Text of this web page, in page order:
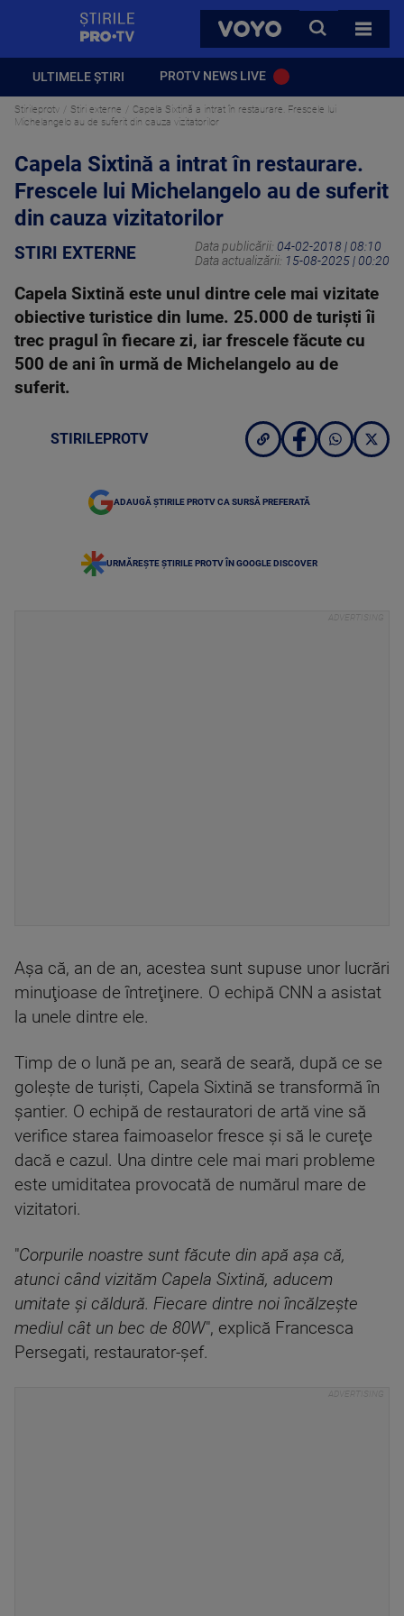
VOYO
CAUTA
TOATE
ULTIMELE ȘTIRI PROTV NEWS LIVE
Stirileprotv Stiri externe
Capela Sixtină a intrat în restaurare. Frescele lui
Michelangelo au de suferit din cauza vizitatorilor
Capela Sixtină a intrat în restaurare.
Frescele lui Michelangelo au de suferit
din cauza vizitatorilor
STIRI EXTERNE Data publicării: 04-02-2018 | 08:10
Data actualizării: 15-08-2025 | 00:20
Capela Sixtină este unul dintre cele mai vizitate
obiective turistice din lume. 25.000 de turişti îi
trec pragul în fiecare zi, iar frescele făcute cu
500 de ani în urmă de Michelangelo au de
suferit.
STIRILEPROTV
ADAUGĂ ȘTIRILE PROTV CA SURSĂ PREFERATĂ
URMĂREȘTE ȘTIRILE PROTV ÎN GOOGLE DISCOVER
Aşa că, an de an, acestea sunt supuse unor lucrări
minuţioase de întreţinere. O echipă CNN a asistat
la unele dintre ele.
Timp de o lună pe an, seară de seară, după ce se
goleşte de turişti, Capela Sixtină se transformă în
şantier. O echipă de restauratori de artă vine să
verifice starea faimoaselor fresce şi să le cureţe
dacă e cazul. Una dintre cele mai mari probleme
este umiditatea provocată de numărul mare de
vizitatori.
"Corpurile noastre sunt făcute din apă aşa că,
atunci când vizităm Capela Sixtină, aducem
umitate şi căldură. Fiecare dintre noi încălzeşte
mediul cât un bec de 80W", explică Francesca
Persegati, restaurator-șef.